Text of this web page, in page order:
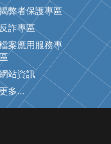
弊者保護專區
反詐專區
案應用服務專
區
站資訊
更多...